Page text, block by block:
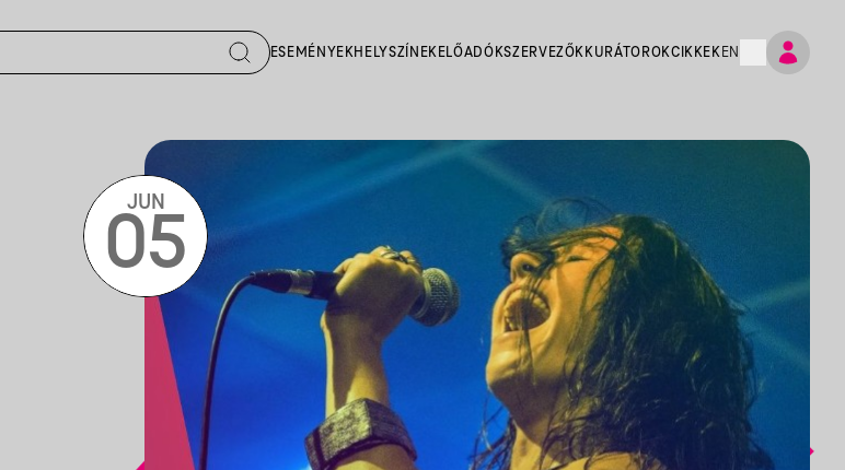
ESEMÉNYEKHELYSZÍNEK ELŐADÓKSZERVEZŐK KURÁTOROKCIKKEK EN
JUN
05